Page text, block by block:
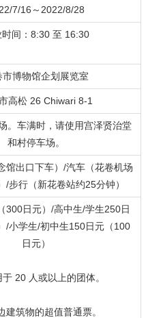
7/16～2022/8/28
时间：8:30 至 16:30
市博物馆企划展览室
高松 26 Chiwari 8-1
。车满时，请使用宫泽贤治堂
和村停车场。
馆出口下车）/汽车（花卷机场
/步行（新花卷站约25分钟）
300日元）/高中生/学生250日
/小学生/初中生150日元（100
日元）
20 人或以上的团体。
建筑物的超值普通票。